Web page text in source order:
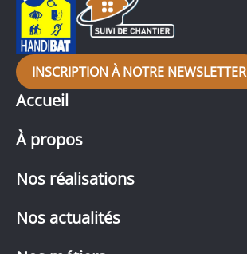
Accueil
À propos
Nos réalisations
Nos actualités
INSCRIPTION À NOTRE NEWSLETTER